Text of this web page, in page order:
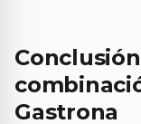
Gastrona